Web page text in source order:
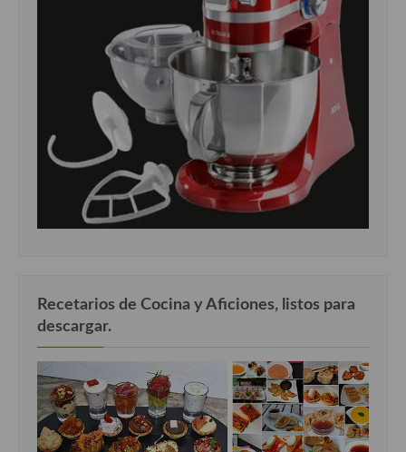
Cocina filipina
Cocina de Hawái
Cocina de Madagascar
Cocina Africana
Cocina Sudafrinaca
Cocina del Congo
Cocina Yoshoku
Cocina callejera
Cocinas de España
Cocina Andaluza
Recetarios de Cocina y Aficiones, listos para
descargar.